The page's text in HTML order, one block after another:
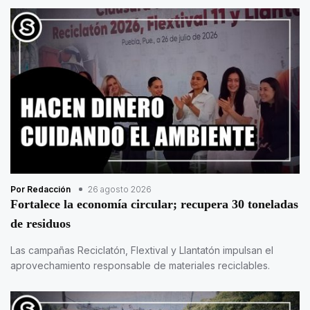
Por Redacción 26 agosto 2026
Fortalece la economía circular; recupera 30 toneladas
de residuos
Las campañas Reciclatón, Flextival y Llantatón impulsan el
aprovechamiento responsable de materiales reciclables.